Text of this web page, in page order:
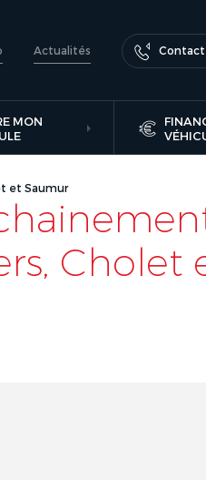
Actualités Contact
MON
et Saumur
Cholet